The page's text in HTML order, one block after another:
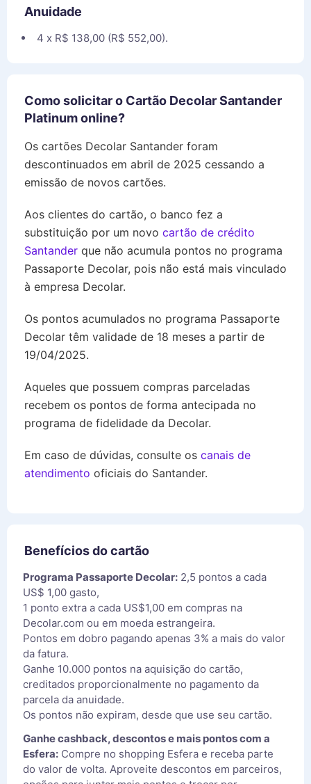
Anuidade
4 x R$ 138,00 (R$ 552,00).
Como solicitar o Cartão Decolar Santander
Platinum online?
Os cartões Decolar Santander foram
descontinuados em abril de 2025 cessando a
emissão de novos cartões.
Aos clientes do cartão, o banco fez a
substituição por um novo cartão de crédito
Santander que não acumula pontos no programa
Passaporte Decolar, pois não está mais vinculado
à empresa Decolar.
Os pontos acumulados no programa Passaporte
Decolar têm validade de 18 meses a partir de
19/04/2025.
Aqueles que possuem compras parceladas
recebem os pontos de forma antecipada no
programa de fidelidade da Decolar.
Em caso de dúvidas, consulte os canais de
atendimento oficiais do Santander.
Benefícios do cartão
Programa Passaporte Decolar: 2,5 pontos a cada
US$ 1,00 gasto,
1 ponto extra a cada US$1,00 em compras na
Decolar.com ou em moeda estrangeira.
Pontos em dobro pagando apenas 3% a mais do valor
da fatura.
Ganhe 10.000 pontos na aquisição do cartão,
creditados proporcionalmente no pagamento da
parcela da anuidade.
Os pontos não expiram, desde que use seu cartão.
Ganhe cashback, descontos e mais pontos com a
Esfera: Compre no shopping Esfera e receba parte
do valor de volta. Aproveite descontos em parceiros,